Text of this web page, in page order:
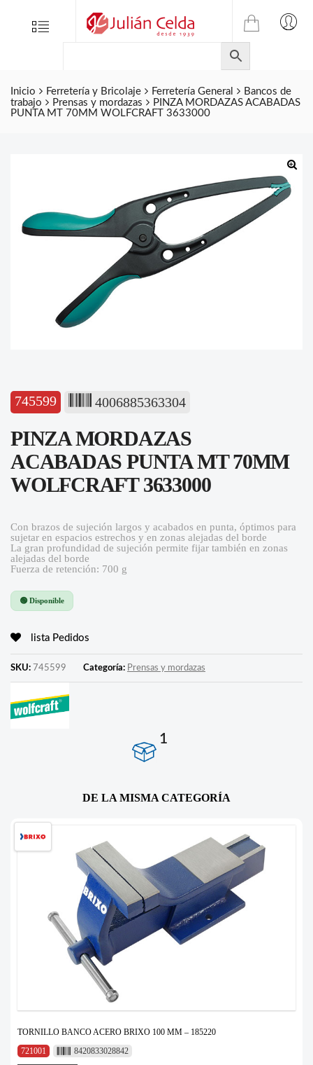
Menu
TIENDA
ONLINE
DE
JULIAN
CELDA
Inicio Ferretería y Bricolaje Ferretería General
Bancos de
trabajo
Prensas y mordazas
PINZA MORDAZAS ACABADAS
PUNTA MT 70MM WOLFCRAFT 3633000
🔍
745599 4006885363304
PINZA MORDAZAS
ACABADAS PUNTA MT 70MM
WOLFCRAFT 3633000
Con brazos de sujeción largos y acabados en punta, óptimos para
sujetar en espacios estrechos y en zonas alejadas del borde
La gran profundidad de sujeción permite fijar también en zonas
alejadas del borde
Fuerza de retención: 700 g
🟢 Disponible
lista Pedidos
SKU: 745599 Categoría: Prensas y mordazas
1
DE LA MISMA CATEGORÍA
TORNILLO BANCO ACERO BRIXO 100 MM – 185220
721001
8420833028842
Folletos
Contacto